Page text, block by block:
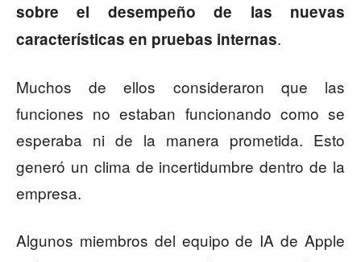
sobre el desempeño de las nuevas
características en pruebas internas.
Muchos de ellos consideraron que las
funciones no estaban funcionando como se
esperaba ni de la manera prometida. Esto
generó un clima de incertidumbre dentro de la
empresa.
Algunos miembros del equipo de IA de Apple